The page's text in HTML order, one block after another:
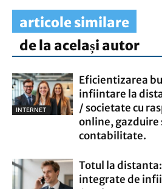
articole similare
de la același autor
INTERNET
Eficientizarea
infiintare la
/ societate cu
online, gazduire
contabilitate.
Totul la
integrate de